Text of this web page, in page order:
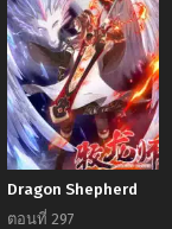
Dragon Shepherd
ตอนที่ 297